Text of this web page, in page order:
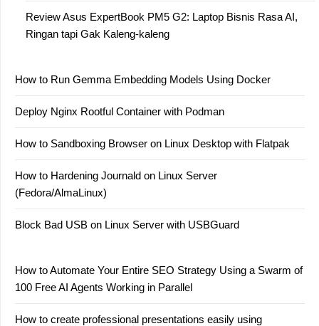
Review Asus ExpertBook PM5 G2: Laptop Bisnis Rasa AI,
Ringan tapi Gak Kaleng-kaleng
How to Run Gemma Embedding Models Using Docker
Deploy Nginx Rootful Container with Podman
How to Sandboxing Browser on Linux Desktop with Flatpak
How to Hardening Journald on Linux Server
(Fedora/AlmaLinux)
Block Bad USB on Linux Server with USBGuard
How to Automate Your Entire SEO Strategy Using a Swarm of
100 Free AI Agents Working in Parallel
How to create professional presentations easily using